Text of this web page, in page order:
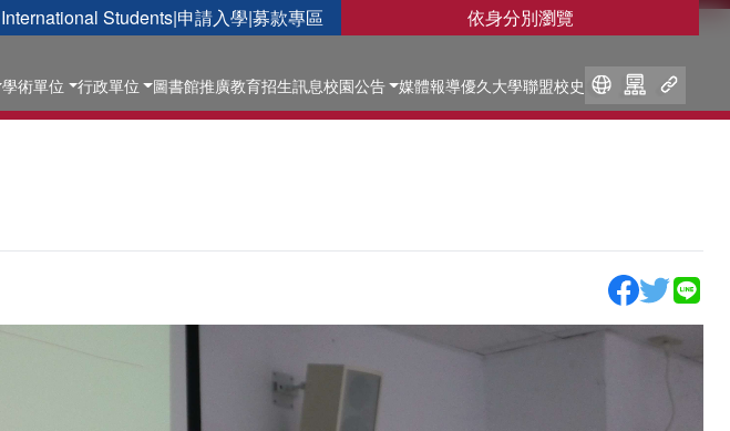
International Students|申請入學|募款專區 依身分別瀏覽
學術單位 行政單位 圖書館推廣教育招生訊息校園公告 媒體報導優久大學聯盟校史